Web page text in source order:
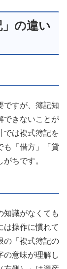
」の違い
ですが、簿記知
できないことが
では複式簿記を
も「借方」「貸
ちです。
知識がなくても
は操作に慣れて
の「複式簿記の
の意味が理解し